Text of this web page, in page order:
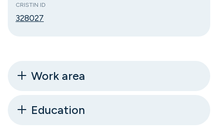
CRISTIN ID
328027
Work area
Education